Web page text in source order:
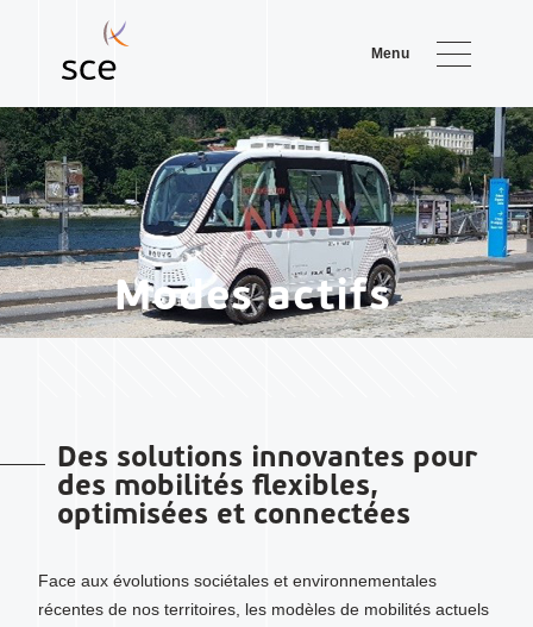
Menu
Modes actifs
Des solutions innovantes pour
des mobilités flexibles,
optimisées et connectées
Face aux évolutions sociétales et environnementales
récentes de nos territoires, les modèles de mobilités actuels